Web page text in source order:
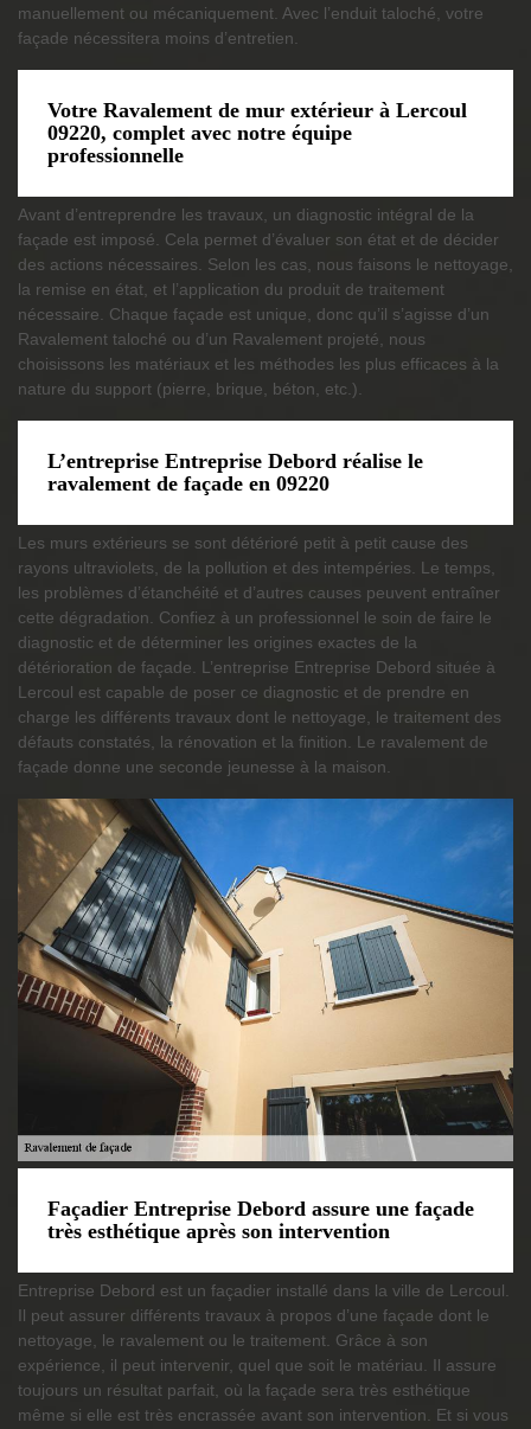
manuellement ou mécaniquement. Avec l’enduit taloché, votre
façade nécessitera moins d’entretien.
Votre Ravalement de mur extérieur à Lercoul
09220, complet avec notre équipe
professionnelle
Avant d’entreprendre les travaux, un diagnostic intégral de la
façade est imposé. Cela permet d’évaluer son état et de décider
des actions nécessaires. Selon les cas, nous faisons le nettoyage,
la remise en état, et l’application du produit de traitement
nécessaire. Chaque façade est unique, donc qu’il s’agisse d’un
Ravalement taloché ou d’un Ravalement projeté, nous
choisissons les matériaux et les méthodes les plus efficaces à la
nature du support (pierre, brique, béton, etc.).
L’entreprise Entreprise Debord réalise le
ravalement de façade en 09220
Les murs extérieurs se sont détérioré petit à petit cause des
rayons ultraviolets, de la pollution et des intempéries. Le temps,
les problèmes d’étanchéité et d’autres causes peuvent entraîner
cette dégradation. Confiez à un professionnel le soin de faire le
diagnostic et de déterminer les origines exactes de la
détérioration de façade. L’entreprise Entreprise Debord située à
Lercoul est capable de poser ce diagnostic et de prendre en
charge les différents travaux dont le nettoyage, le traitement des
défauts constatés, la rénovation et la finition. Le ravalement de
façade donne une seconde jeunesse à la maison.
Façadier Entreprise Debord assure une façade
très esthétique après son intervention
Entreprise Debord est un façadier installé dans la ville de Lercoul.
Il peut assurer différents travaux à propos d’une façade dont le
nettoyage, le ravalement ou le traitement. Grâce à son
expérience, il peut intervenir, quel que soit le matériau. Il assure
toujours un résultat parfait, où la façade sera très esthétique
même si elle est très encrassée avant son intervention. Et si vous